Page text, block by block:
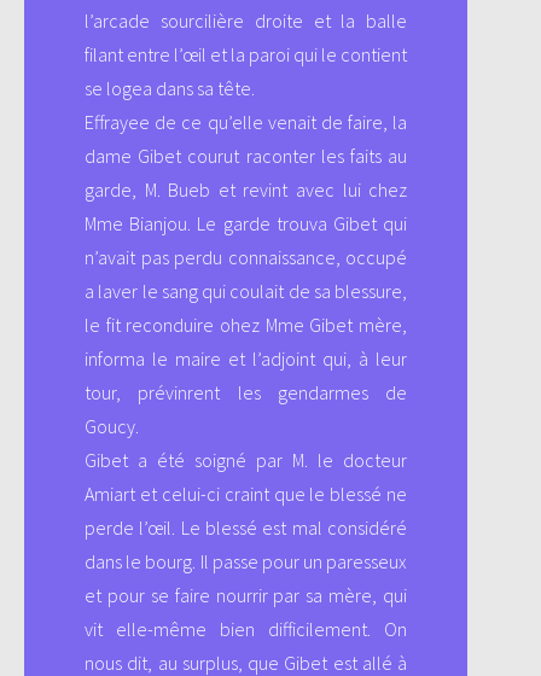
l’arcade sourcilière droite et la balle
filant entre l’œil et la paroi qui le contient
se logea dans sa tête.
Effrayee de ce qu’elle venait de faire, la
dame Gibet courut raconter les faits au
garde, M. Bueb et revint avec lui chez
Mme Bianjou. Le garde trouva Gibet qui
n’avait pas perdu connaissance, occupé
a laver le sang qui coulait de sa blessure,
le fit reconduire ohez Mme Gibet mère,
informa le maire et l’adjoint qui, à leur
tour, prévinrent les gendarmes de
Goucy.
Gibet a été soigné par M. le docteur
Amiart et celui-ci craint que le blessé ne
perde l’œil. Le blessé est mal considéré
dans le bourg. Il passe pour un paresseux
et pour se faire nourrir par sa mère, qui
vit elle-même bien difficilement. On
nous dit, au surplus, que Gibet est allé à